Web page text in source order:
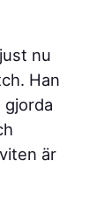
nu
Han
gjorda
är